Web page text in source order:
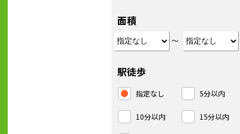
面積
～
駅徒歩
指定なし 5分以内
10分以内 15分以内